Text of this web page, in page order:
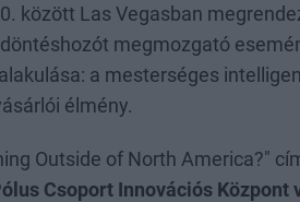
között Las Vegasban
megmozgató
a mesterséges
élmény.
Outside of North America?"
Csoport Innovációs Központ